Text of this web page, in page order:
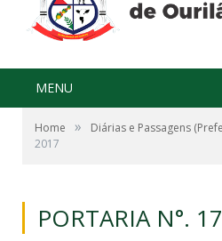
MENU
Home » Diárias e Passagens
2017
PORTARIA N°.